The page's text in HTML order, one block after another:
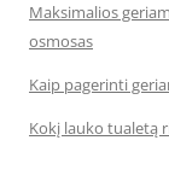
Maksimalios
osmosas
Kaip pagerinti
Kokį lauko tualetą